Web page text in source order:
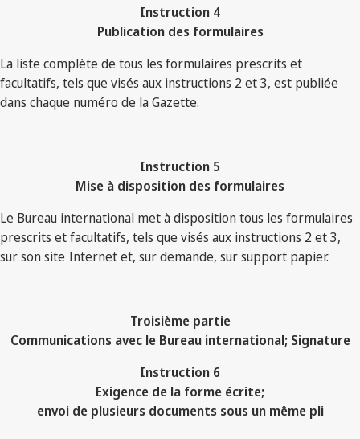
Instruction 4
Publication des formulaires
La liste complète de tous les formulaires prescrits et
facultatifs, tels que visés aux instructions 2 et 3, est publiée
dans chaque numéro de la Gazette.
Instruction 5
Mise à disposition des formulaires
Le Bureau international met à disposition tous les formulaires
prescrits et facultatifs, tels que visés aux instructions 2 et 3,
sur son site Internet et, sur demande, sur support papier.
Troisième partie
Communications avec le Bureau international; Signature
Instruction 6
Exigence de la forme écrite;
envoi de plusieurs documents sous un même pli